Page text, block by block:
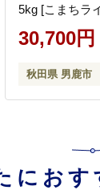
5kg [こまちラ
まち ブレンド
精米 米どころ
30,700円
秋田県 男鹿市
におす